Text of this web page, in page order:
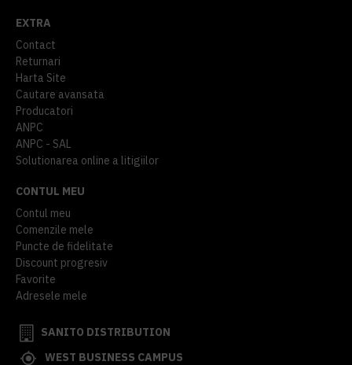
EXTRA
Contact
Returnari
Harta Site
Cautare avansata
Producatori
ANPC
ANPC - SAL
Solutionarea online a litigiilor
CONTUL MEU
Contul meu
Comenzile mele
Puncte de fidelitate
Discount progresiv
Favorite
Adresele mele
SANITO DISTRIBUTION
WEST BUSINESS CAMPUS